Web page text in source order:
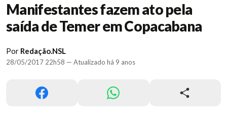
Manifestantes fazem ato pela
saída de Temer em Copacabana
Por Redação.NSL
28/05/2017 22h58 — Atualizado há 9 anos